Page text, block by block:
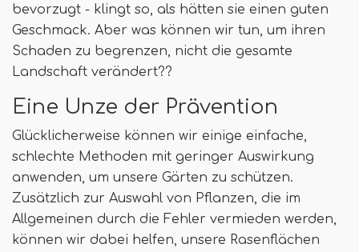
bevorzugt - klingt so, als hätten sie einen guten
Geschmack. Aber was können wir tun, um ihren
Schaden zu begrenzen, nicht die gesamte
Landschaft verändert??
Eine Unze der Prävention
Glücklicherweise können wir einige einfache,
schlechte Methoden mit geringer Auswirkung
anwenden, um unsere Gärten zu schützen.
Zusätzlich zur Auswahl von Pflanzen, die im
Allgemeinen durch die Fehler vermieden werden,
können wir dabei helfen, unsere Rasenflächen